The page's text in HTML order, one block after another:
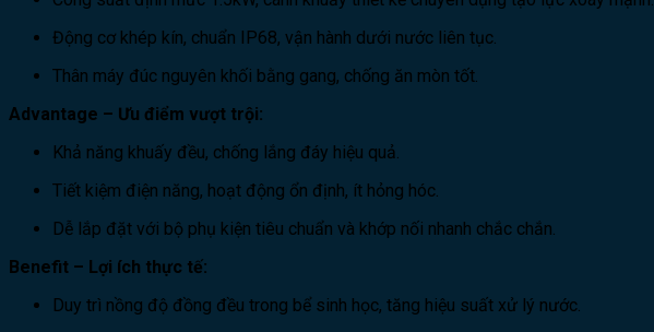
Động cơ khép kín, chuẩn IP68, vận hành dưới nước liên tục.
Thân máy đúc nguyên khối bằng gang, chống ăn mòn tốt.
Advantage – Ưu điểm vượt trội:
Khả năng khuấy đều, chống lắng đáy hiệu quả.
Tiết kiệm điện năng, hoạt động ổn định, ít hỏng hóc.
Dễ lắp đặt với bộ phụ kiện tiêu chuẩn và khớp nối nhanh chắc chắn.
Benefit – Lợi ích thực tế:
Duy trì nồng độ đồng đều trong bể sinh học, tăng hiệu suất xử lý nước.